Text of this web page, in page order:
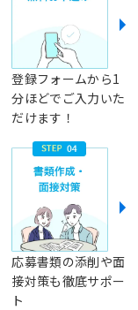
登録フォームから1
分ほどでご入力いた
だけます！
応募書類の添削や面
接対策も徹底サポー
ト